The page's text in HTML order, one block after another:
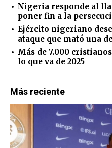
Nigeria responde al
poner fin a la
Ejército nigeriano
ataque que mató una
Más de 7.000
lo que va de 2025
Más reciente